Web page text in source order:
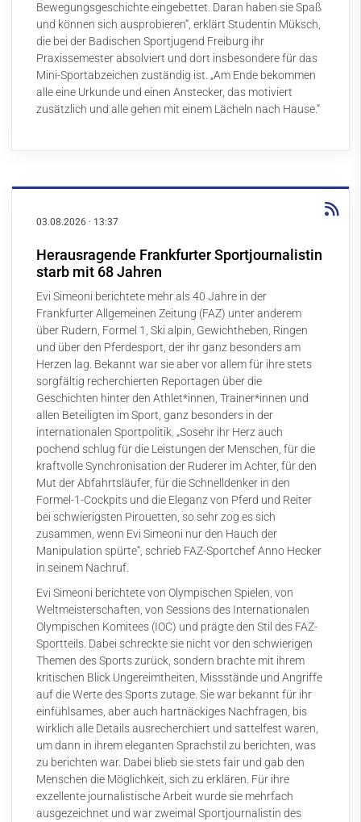
Bewegungsgeschichte eingebettet. Daran haben sie Spaß
und können sich ausprobieren“, erklärt Studentin Müksch,
die bei der Badischen Sportjugend Freiburg ihr
Praxissemester absolviert und dort insbesondere für das
Mini-Sportabzeichen zuständig ist. „Am Ende bekommen
alle eine Urkunde und einen Anstecker, das motiviert
zusätzlich und alle gehen mit einem Lächeln nach Hause.“
03.08.2026 · 13:37
Herausragende Frankfurter Sportjournalistin
starb mit 68 Jahren
Evi Simeoni berichtete mehr als 40 Jahre in der
Frankfurter Allgemeinen Zeitung (FAZ) unter anderem
über Rudern, Formel 1, Ski alpin, Gewichtheben, Ringen
und über den Pferdesport, der ihr ganz besonders am
Herzen lag. Bekannt war sie aber vor allem für ihre stets
sorgfältig recherchierten Reportagen über die
Geschichten hinter den Athlet*innen, Trainer*innen und
allen Beteiligten im Sport, ganz besonders in der
internationalen Sportpolitik. „Sosehr ihr Herz auch
pochend schlug für die Leistungen der Menschen, für die
kraftvolle Synchronisation der Ruderer im Achter, für den
Mut der Abfahrtsläufer, für die Schnelldenker in den
Formel-1-Cockpits und die Eleganz von Pferd und Reiter
bei schwierigsten Pirouetten, so sehr zog es sich
zusammen, wenn Evi Simeoni nur den Hauch der
Manipulation spürte“, schrieb FAZ-Sportchef Anno Hecker
in seinem Nachruf.
Evi Simeoni berichtete von Olympischen Spielen, von
Weltmeisterschaften, von Sessions des Internationalen
Olympischen Komitees (IOC) und prägte den Stil des FAZ-
Sportteils. Dabei schreckte sie nicht vor den schwierigen
Themen des Sports zurück, sondern brachte mit ihrem
kritischen Blick Ungereimtheiten, Missstände und Angriffe
auf die Werte des Sports zutage. Sie war bekannt für ihr
einfühlsames, aber auch hartnäckiges Nachfragen, bis
wirklich alle Details ausrecherchiert und sattelfest waren,
um dann in ihrem eleganten Sprachstil zu berichten, was
zu berichten war. Dabei blieb sie stets fair und gab den
Menschen die Möglichkeit, sich zu erklären. Für ihre
exzellente journalistische Arbeit wurde sie mehrfach
ausgezeichnet und war zweimal Sportjournalistin des